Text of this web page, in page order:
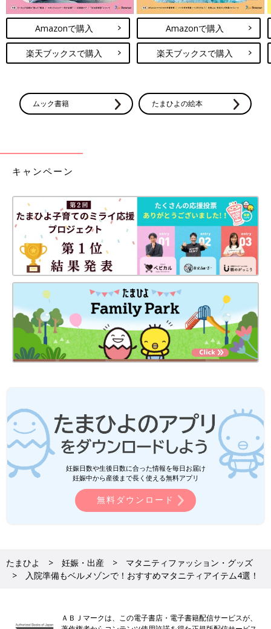
Amazonで購入
楽天ブックスで購入
Amazonで購入
楽天ブックスで購入
ムック書籍 たまひよの絵本
キャンペーン
妊娠日数や生後日数に合った情報を毎日お届け
妊娠中から産後まで長く使える無料アプリ
無料ダウンロード
たまひよ 妊娠・出産
マタニティファッション・グッズ
入院準備もベルメゾンで！おすすめマタニティアイテム4選！
ＡＢＪマークは、この電子書店・電子書籍配信サービスが、